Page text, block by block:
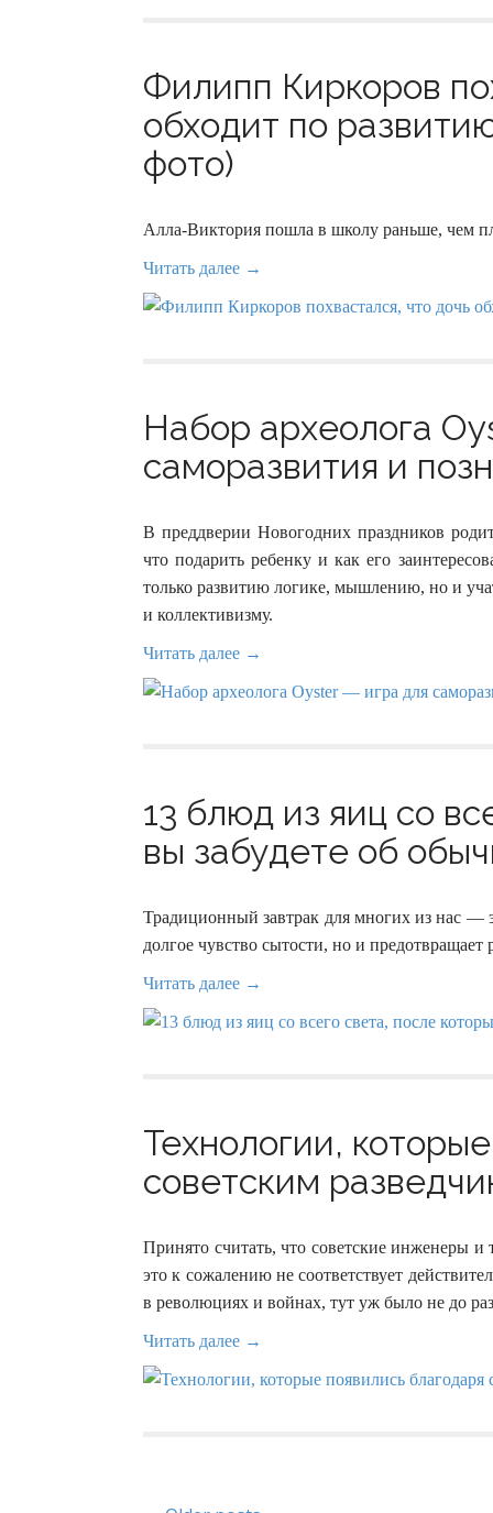
Филипп Киркоров
обходит по
фото)
Алла-Виктория пошла в школу раньше, чем
Читать далее →
Набор археолога
саморазвития и
В преддверии Новогодних праздников
что подарить ребенку и как его
только развитию логике, мышлению, но и
и коллективизму.
Читать далее →
13 блюд из яиц со
вы забудете об
Традиционный завтрак для многих из нас —
долгое чувство сытости, но и предотвращает
Читать далее →
Технологии,
советским
Принято считать, что советские инженеры
это к сожалению не соответствует
в революциях и войнах, тут уж было не до
Читать далее →